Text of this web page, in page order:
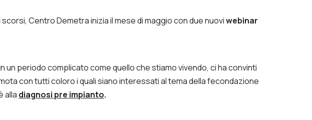
Centro Demetra inizia il mese di maggio con due nuoviwebinar
periodo complicato come quello che stiamo vivendo, ci ha convinti
con tutti coloro i quali siano interessati al tema della fecondazione
alla diagnosi pre impianto.